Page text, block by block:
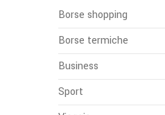
Borse shopping
Borse termiche
Business
Sport